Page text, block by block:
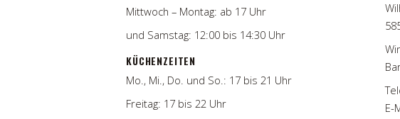
Mittwoch – Montag: ab 17 Uhr
und Samstag: 12:00 bis 14:30 Uhr
KÜCHENZEITEN
Mo., Mi., Do. und So.: 17 bis 21 Uhr
Freitag: 17 bis 22 Uhr
E-